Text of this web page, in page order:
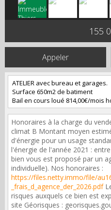
155
Appeler
ATELIER avec bureau et garages.
Surface 650m2 de batiment
Bail en cours loué 814,00€/mois
Honoraires à la charge du
climat B Montant moyen
d'énergie pour un usage
l'énergie de l'année 2021 :
bien vous est proposé par un
individuelle). Nos honoraires :
https://files.netty.immo/file/
_frais_d_agence_der_2026.pdf
risques auxquels ce bien est
site Géorisques :